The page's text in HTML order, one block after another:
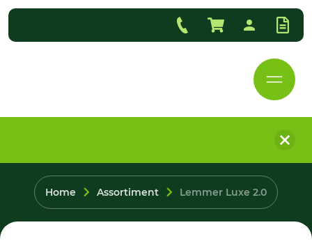
Home Assortiment Lemmer Luxe 2.0